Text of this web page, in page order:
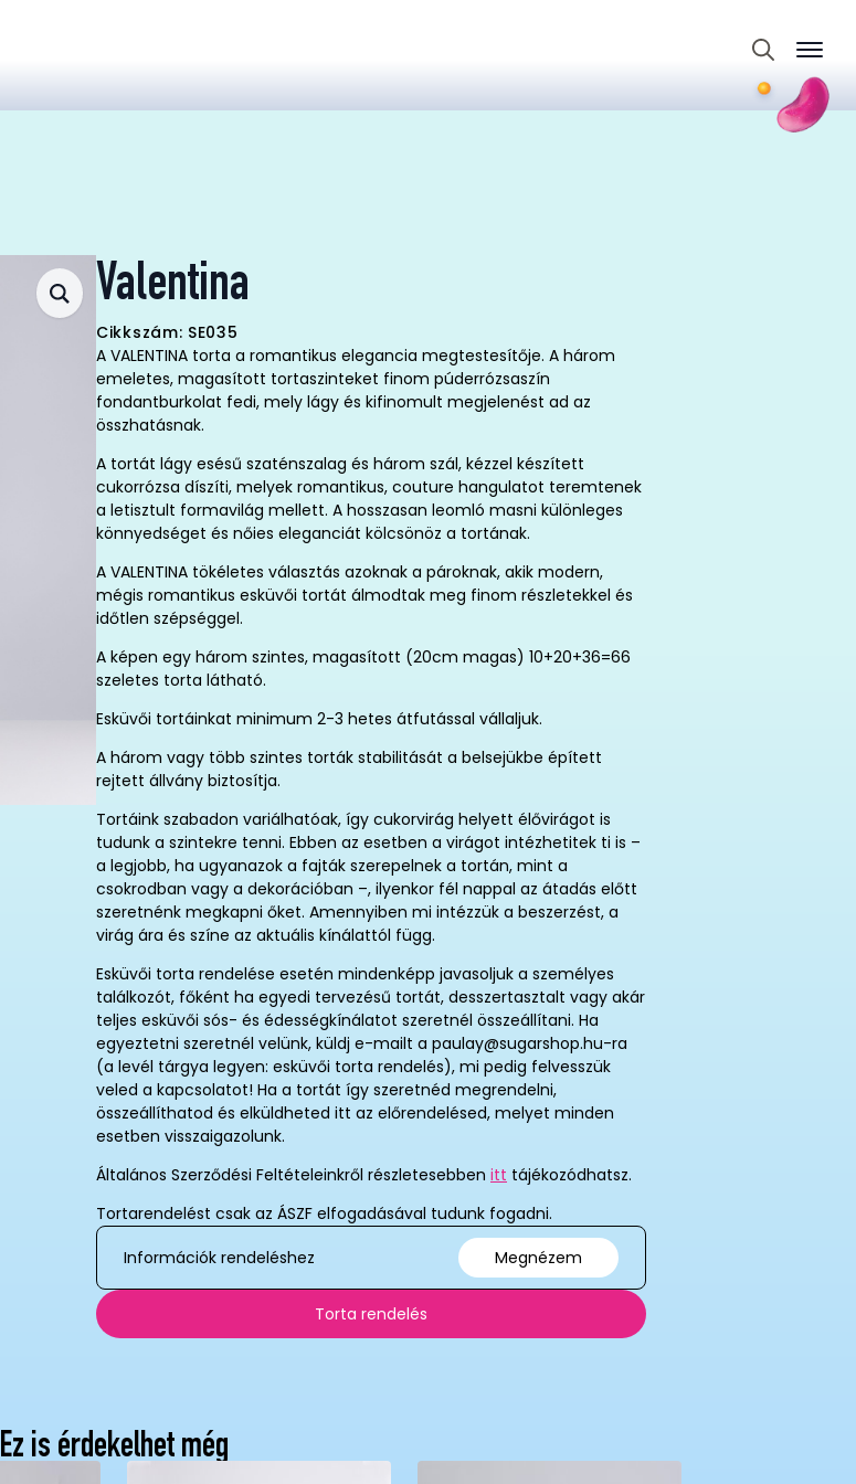
for:
Valentina
Cikkszám: SE035
A VALENTINA torta a romantikus elegancia megtestesítője. A három
emeletes, magasított tortaszinteket finom púderrózsaszín
fondantburkolat fedi, mely lágy és kifinomult megjelenést ad az
összhatásnak.
A tortát lágy esésű szaténszalag és három szál, kézzel készített
cukorrózsa díszíti, melyek romantikus, couture hangulatot teremtenek
a letisztult formavilág mellett. A hosszasan leomló masni különleges
könnyedséget és nőies eleganciát kölcsönöz a tortának.
A VALENTINA tökéletes választás azoknak a pároknak, akik modern,
mégis romantikus esküvői tortát álmodtak meg finom részletekkel és
időtlen szépséggel.
A képen egy három szintes, magasított (20cm magas) 10+20+36=66
szeletes torta látható.
Esküvői tortáinkat minimum 2-3 hetes átfutással vállaljuk.
A három vagy több szintes torták stabilitását a belsejükbe épített
rejtett állvány biztosítja.
Tortáink szabadon variálhatóak, így cukorvirág helyett élővirágot is
tudunk a szintekre tenni. Ebben az esetben a virágot intézhetitek ti is –
a legjobb, ha ugyanazok a fajták szerepelnek a tortán, mint a
csokrodban vagy a dekorációban –, ilyenkor fél nappal az átadás előtt
szeretnénk megkapni őket. Amennyiben mi intézzük a beszerzést, a
virág ára és színe az aktuális kínálattól függ.
Esküvői torta rendelése esetén mindenképp javasoljuk a személyes
találkozót, főként ha egyedi tervezésű tortát, desszertasztalt vagy akár
teljes esküvői sós- és édességkínálatot szeretnél összeállítani. Ha
egyeztetni szeretnél velünk, küldj e-mailt a paulay@sugarshop.hu-ra
(a levél tárgya legyen: esküvői torta rendelés), mi pedig felvesszük
veled a kapcsolatot! Ha a tortát így szeretnéd megrendelni,
összeállíthatod és elküldheted itt az előrendelésed, melyet minden
esetben visszaigazolunk.
Általános Szerződési Feltételeinkről részletesebben itt tájékozódhatsz.
Tortarendelést csak az ÁSZF elfogadásával tudunk fogadni.
Információk rendeléshez
Megnézem
Torta rendelés
Ez is érdekelhet még